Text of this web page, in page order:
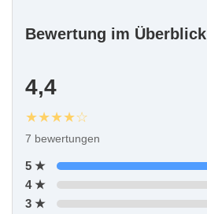
Bewertung im Überblick
4,4
★★★★☆
7 bewertungen
5 ★
4 ★
3 ★